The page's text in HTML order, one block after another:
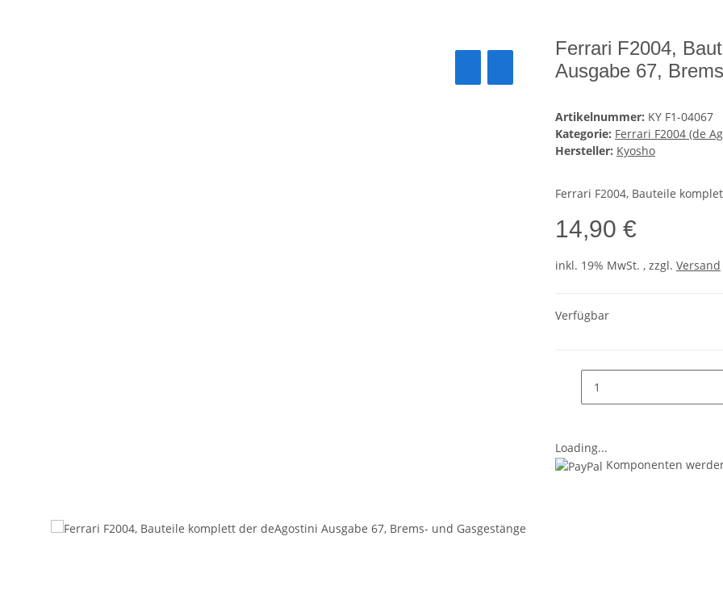
Ferrari F2004,
Ausgabe 67,
Artikelnummer: KY F1-04067
Kategorie: Ferrari F2004 (de
Hersteller: Kyosho
Ferrari F2004, Bauteile
14,90 €
inkl. 19% MwSt. , zzgl. Versand
Verfügbar
Loading...
Komponenten